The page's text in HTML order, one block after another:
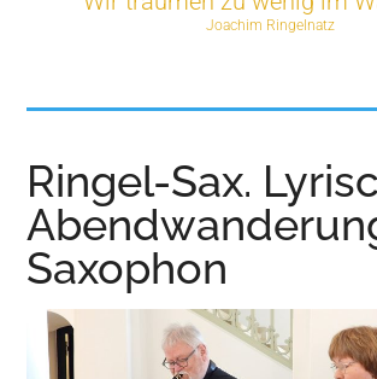
Verein
e.V.
in
Wurzen
Joachim Ringelnatz
Ringel-Sax.
Saxophon